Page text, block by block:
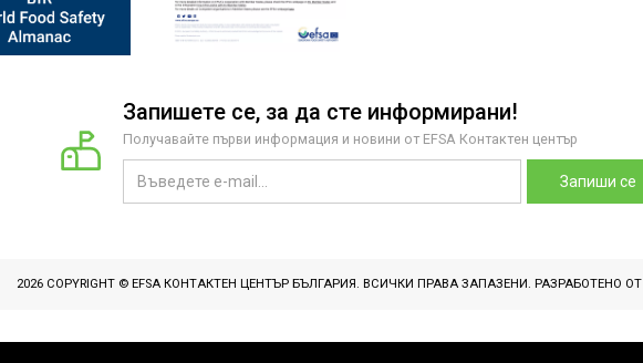
Запишете се, за да сте информирани!
Получавайте първи информация и новини от EFSA Контактен център
Запиши се
2026 COPYRIGHT © EFSA КОНТАКТЕН ЦЕНТЪР БЪЛГАРИЯ. ВСИЧКИ ПРАВА ЗАПАЗЕНИ. РАЗРАБОТЕНО ОТ